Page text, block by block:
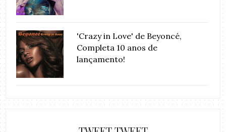
'Crazy in Love' de Beyoncé,
Completa 10 anos de
lançamento!